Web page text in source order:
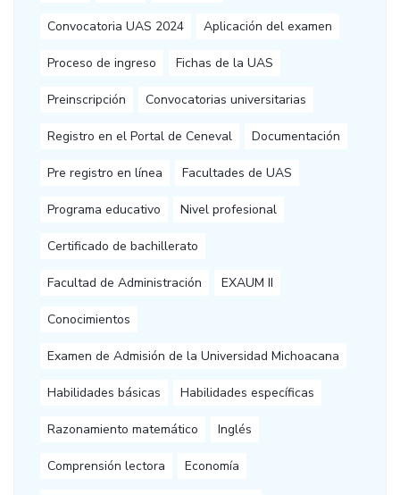
Convocatoria UAS 2024 Aplicación del examen
Proceso de ingreso Fichas de la UAS
Preinscripción Convocatorias universitarias
Registro en el Portal de Ceneval Documentación
Pre registro en línea Facultades de UAS
Programa educativo Nivel profesional
Certificado de bachillerato
Facultad de Administración EXAUM II
Conocimientos
Examen de Admisión de la Universidad Michoacana
Habilidades básicas Habilidades específicas
Razonamiento matemático Inglés
Comprensión lectora Economía